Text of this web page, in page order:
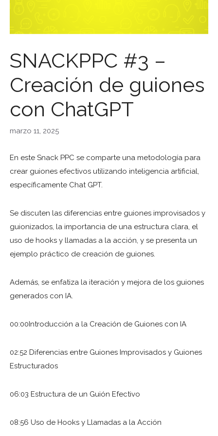
SNACKPPC #3 –
Creación de guiones
con ChatGPT
marzo 11, 2025
En este Snack PPC se comparte una metodología para
crear guiones efectivos utilizando inteligencia artificial,
específicamente Chat GPT.
Se discuten las diferencias entre guiones improvisados y
guionizados, la importancia de una estructura clara, el
uso de hooks y llamadas a la acción, y se presenta un
ejemplo práctico de creación de guiones.
Además, se enfatiza la iteración y mejora de los guiones
generados con IA.
00:00Introducción a la Creación de Guiones con IA
02:52 Diferencias entre Guiones Improvisados y Guiones
Estructurados
06:03 Estructura de un Guión Efectivo
08:56 Uso de Hooks y Llamadas a la Acción